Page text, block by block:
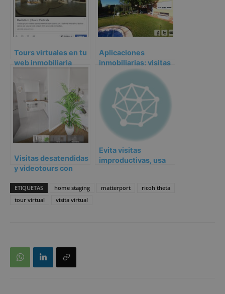
Tours virtuales en tu
web inmobiliaria
Aplicaciones
inmobiliarias: visitas
virtuales de
viviendas
Visitas desatendidas
y videotours con
alternativas para las
visitas a viviendas
Evita visitas
improductivas, usa
ETIQUETAS home staging matterport
ricoh theta
tour virtual
visita virtual